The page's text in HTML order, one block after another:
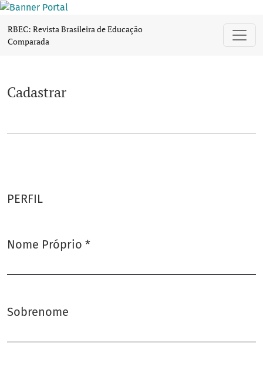
RBEC: Revista Brasileira de Educação
Comparada
Cadastrar
PERFIL
Nome Próprio *
Sobrenome